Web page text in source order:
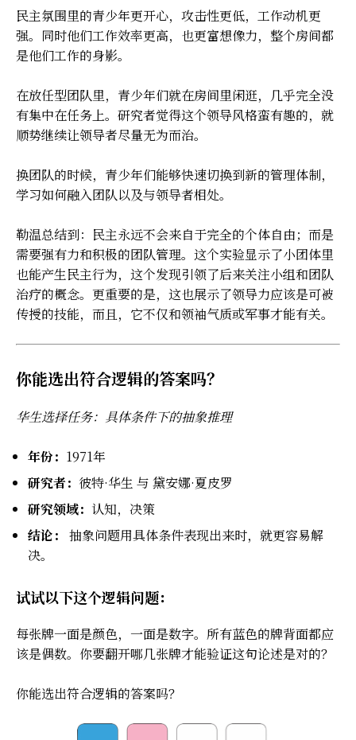
民主氛围里的青少年更开心，攻击性更低，工作动机更
强。同时他们工作效率更高，也更富想像力，整个房间都
是他们工作的身影。
在放任型团队里，青少年们就在房间里闲逛，几乎完全没
有集中在任务上。研究者觉得这个领导风格蛮有趣的，就
顺势继续让领导者尽量无为而治。
换团队的时候，青少年们能够快速切换到新的管理体制，
学习如何融入团队以及与领导者相处。
勒温总结到：民主永远不会来自于完全的个体自由；而是
需要强有力和积极的团队管理。这个实验显示了小团体里
也能产生民主行为，这个发现引领了后来关注小组和团队
治疗的概念。更重要的是，这也展示了领导力应该是可被
传授的技能，而且，它不仅和领袖气质或军事才能有关。
你能选出符合逻辑的答案吗？
华生选择任务：具体条件下的抽象推理
年份： 1971年
研究者： 彼特·华生 与 黛安娜·夏皮罗
研究领域： 认知，决策
结论：
抽象问题用具体条件表现出来时，就更容易解
决。
试试以下这个逻辑问题：
每张牌一面是颜色，一面是数字。所有蓝色的牌背面都应
该是偶数。你要翻开哪几张牌才能验证这句论述是对的？
你能选出符合逻辑的答案吗？